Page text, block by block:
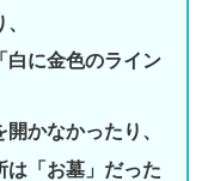
白に金色のライン
かなかったり、
は「お墓」だった